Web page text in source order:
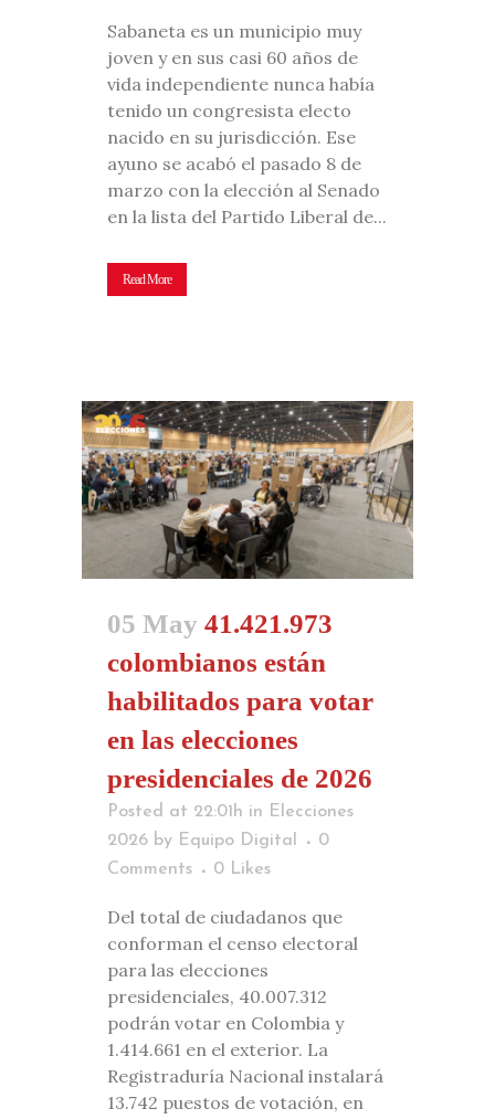
Sabaneta es un municipio muy
joven y en sus casi 60 años de
vida independiente nunca había
tenido un congresista electo
nacido en su jurisdicción. Ese
ayuno se acabó el pasado 8 de
marzo con la elección al Senado
en la lista del Partido Liberal de...
Read More
05 May 41.421.973
colombianos están
habilitados para votar
en las elecciones
presidenciales de 2026
Posted at 22:01h in Elecciones
2026 by Equipo Digital
0
Comments
0 Likes
Del total de ciudadanos que
conforman el censo electoral
para las elecciones
presidenciales, 40.007.312
podrán votar en Colombia y
1.414.661 en el exterior. La
Registraduría Nacional instalará
13.742 puestos de votación, en